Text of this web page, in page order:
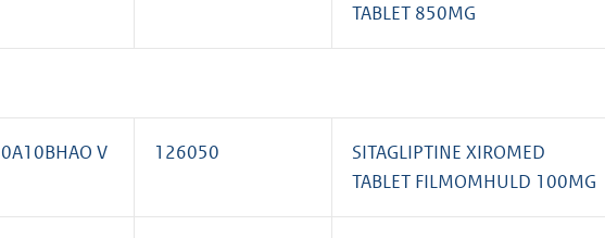
TABLET 850MG
0A10BHAO V 126050
SITAGLIPTINE XIROMED
TABLET FILMOMHULD 100MG